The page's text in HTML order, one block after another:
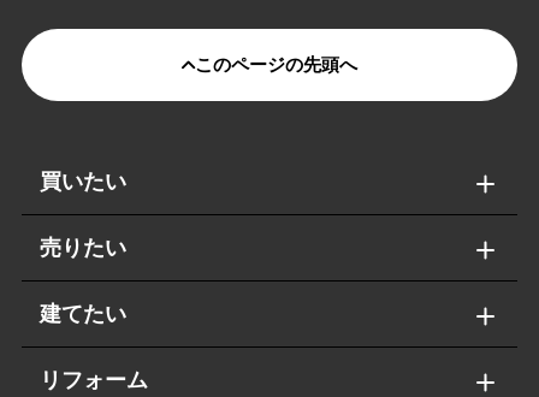
このページの先頭へ
買いたい
売りたい
建てたい
リフォーム